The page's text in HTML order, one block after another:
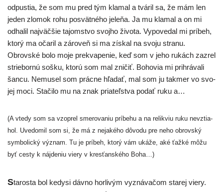
odpus­tia, že som mu pred tým kla­mal a tvá­ril sa, že mám len
jeden zlo­mok rohu posvät­né­ho jele­ňa. Ja mu kla­mal a on mi
odha­lil naj­väč­šie tajom­stvo svoj­ho živo­ta. Vypovedal mi prí­beh,
kto­rý ma oča­ril a záro­veň si ma zís­kal na svo­ju stra­nu.
Obrovské bolo moje prek­va­pe­nie, keď som v jeho rukách zazrel
strie­bor­nú soš­ku, kto­rú som mal zni­čiť. Bohovia mi pri­hrá­va­li
šan­cu. Nemusel som prác­ne hľa­dať, mal som ju tak­mer vo svo­
jej moci. Stačilo mu na znak pria­teľ­stva podať ruku a…
(A vte­dy som sa vzop­rel sme­ro­va­niu prí­be­hu a na relik­viu ruku nevz­tia­
hol. Uvedomil som si, že má z neja­ké­ho dôvo­du pre neho obrov­ský
sym­bo­lic­ký význam. Tu je prí­beh, kto­rý vám uká­že, aké ťaž­ké môžu
byť ces­ty k náj­de­niu vie­ry v kres­ťan­ské­ho Boha…)
Staros­ta bol kedy­si dáv­no hor­li­vým vyzná­va­čom sta­rej vie­ry.